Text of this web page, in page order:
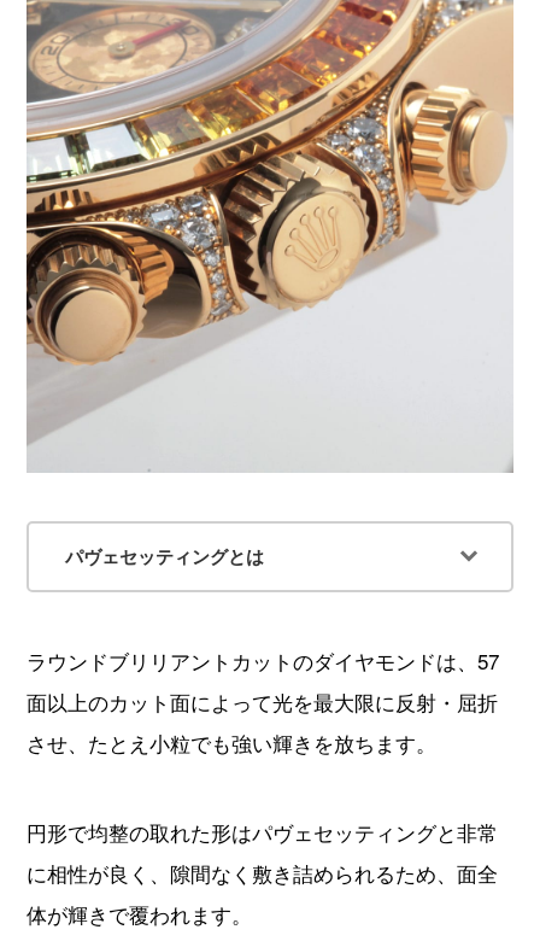
パヴェセッティングとは
ラウンドブリリアントカットのダイヤモンドは、57
面以上のカット面によって光を最大限に反射・屈折
させ、たとえ小粒でも強い輝きを放ちます。
円形で均整の取れた形はパヴェセッティングと非常
に相性が良く、隙間なく敷き詰められるため、面全
体が輝きで覆われます。